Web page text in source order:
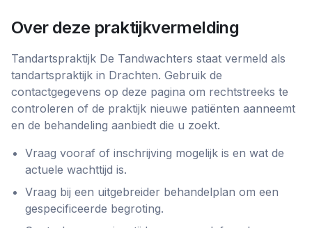
Over deze praktijkvermelding
Tandartspraktijk De Tandwachters staat vermeld als
tandartspraktijk in Drachten. Gebruik de
contactgegevens op deze pagina om rechtstreeks te
controleren of de praktijk nieuwe patiënten aanneemt
en de behandeling aanbiedt die u zoekt.
Vraag vooraf of inschrijving mogelijk is en wat de
actuele wachttijd is.
Vraag bij een uitgebreider behandelplan om een
gespecificeerde begroting.